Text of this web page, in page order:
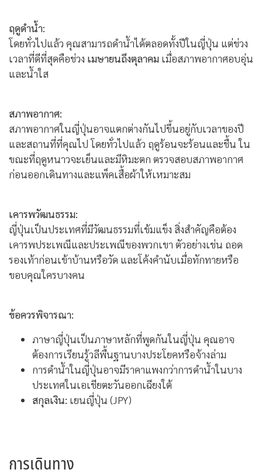
ฤดูดำน้ำ:
โดยทั่วไปแล้ว คุณสามารถดำน้ำได้ตลอดทั้งปีในญี่ปุ่น แต่ช่วง
เวลาที่ดีที่สุดคือช่วง เมษายนถึงตุลาคม เมื่อสภาพอากาศอบอุ่น
และน้ำใส
สภาพอากาศ:
สภาพอากาศในญี่ปุ่นอาจแตกต่างกันไปขึ้นอยู่กับเวลาของปี
และสถานที่ที่คุณไป โดยทั่วไปแล้ว ฤดูร้อนจะร้อนและชื้น ใน
ขณะที่ฤดูหนาวจะเย็นและมีหิมะตก ตรวจสอบสภาพอากาศ
ก่อนออกเดินทางและแพ็คเสื้อผ้าให้เหมาะสม
เคารพวัฒนธรรม:
ญี่ปุ่นเป็นประเทศที่มีวัฒนธรรมที่เข้มแข็ง สิ่งสำคัญคือต้อง
เคารพประเพณีและประเพณีของพวกเขา ตัวอย่างเช่น ถอด
รองเท้าก่อนเข้าบ้านหรือวัด และโค้งคำนับเมื่อทักทายหรือ
ขอบคุณใครบางคน
ข้อควรพิจารณา:
ภาษาญี่ปุ่นเป็นภาษาหลักที่พูดกันในญี่ปุ่น คุณอาจ
ต้องการเรียนรู้วลีพื้นฐานบางประโยคหรือจ้างล่าม
การดำน้ำในญี่ปุ่นอาจมีราคาแพงกว่าการดำน้ำในบาง
ประเทศในเอเชียตะวันออกเฉียงใต้
สกุลเงิน: เยนญี่ปุ่น (JPY)
การเดินทาง